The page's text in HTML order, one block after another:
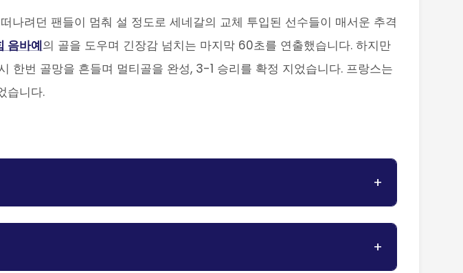
나려던 팬들이 멈춰 설 정도로 세네갈의 교체 투입된 선수들이 매서운 추격
음바예의 골을 도우며 긴장감 넘치는 마지막 60초를 연출했습니다. 하지만
한번 골망을 흔들며 멀티골을 완성, 3-1 승리를 확정 지었습니다. 프랑스는
습니다.